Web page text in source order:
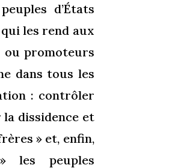
d’États
les rend aux
ou promoteurs
dans tous les
: contrôler
dissidence et
» et, enfin,
les peuples